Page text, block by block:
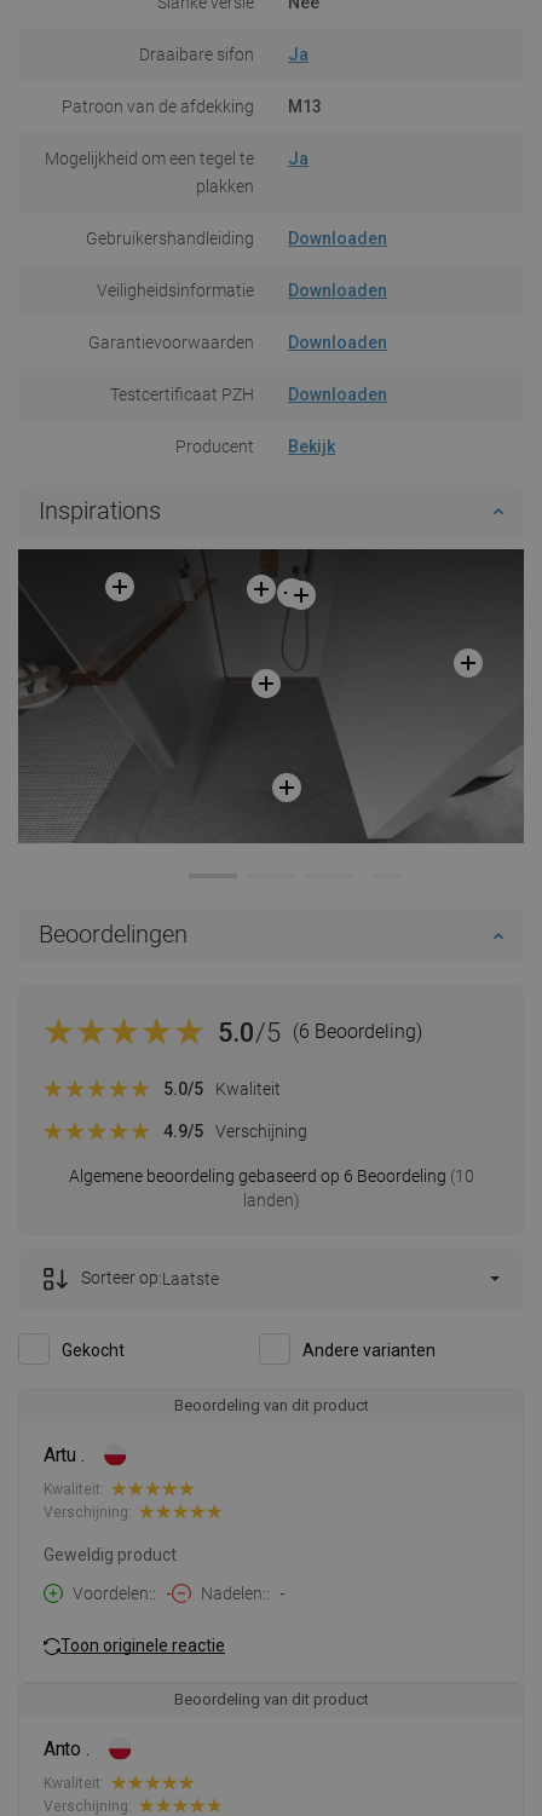
Draaibare sifon Ja
Patroon van de afdekking M13
Mogelijkheid om een tegel te
plakken
Ja
Gebruikershandleiding Downloaden
Veiligheidsinformatie Downloaden
Garantievoorwaarden Downloaden
Testcertificaat PZH Downloaden
Producent Bekijk
Inspirations
Beoordelingen
5.0/5 (6 Beoordeling)
Algemene beoordeling gebaseerd op 6 Beoordeling (10
landen)
5.0/5 Kwaliteit
4.9/5 Verschijning
Gekocht Andere varianten
Sorteer op:Laatste
Beoordeling van dit product
Artu .
Kwaliteit:
Verschijning:
Geweldig product
Voordelen:
- Nadelen: -
Toon originele reactie
Beoordeling van dit product
Anto .
Kwaliteit:
Verschijning: